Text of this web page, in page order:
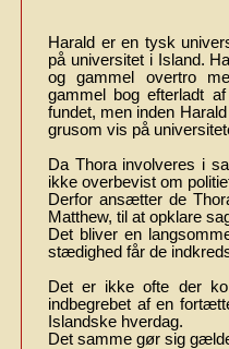
Harald er en tysk
på universitet i Island.
og gammel overtro
gammel bog efterladt
fundet, men inden
grusom vis på
Da Thora involveres i
ikke overbevist om
Derfor ansætter de
Matthew, til at opklare
Det bliver en
stædighed får de
Det er ikke ofte der
indbegrebet af en
Islandske hverdag.
Det samme gør sig